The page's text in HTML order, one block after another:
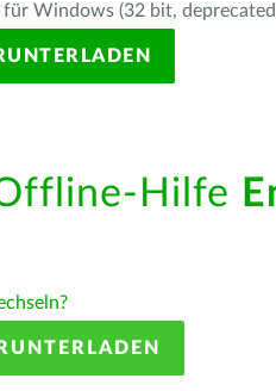
Windows (32 bit,
Hilfe